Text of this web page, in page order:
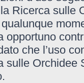
Ricerca sulle
opportuno
che l’uso
sulle Orchidee